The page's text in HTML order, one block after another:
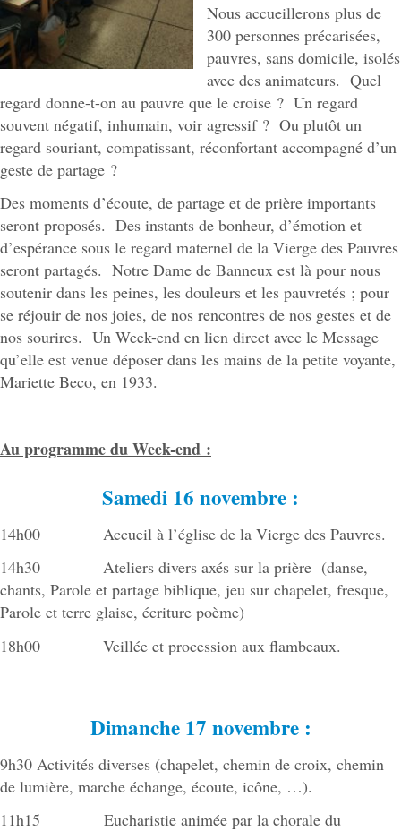
Nous accueillerons plus de
300 personnes précarisées,
pauvres, sans domicile, isolés
avec des animateurs. Quel
regard donne-t-on au pauvre que le croise ? Un regard
souvent négatif, inhumain, voir agressif ? Ou plutôt un
regard souriant, compatissant, réconfortant accompagné d’un
geste de partage ?
Des moments d’écoute, de partage et de prière importants
seront proposés. Des instants de bonheur, d’émotion et
d’espérance sous le regard maternel de la Vierge des Pauvres
seront partagés. Notre Dame de Banneux est là pour nous
soutenir dans les peines, les douleurs et les pauvretés ; pour
se réjouir de nos joies, de nos rencontres de nos gestes et de
nos sourires. Un Week-end en lien direct avec le Message
qu’elle est venue déposer dans les mains de la petite voyante,
Mariette Beco, en 1933.
Au programme du Week-end :
Samedi 16 novembre :
14h00 Accueil à l’église de la Vierge des Pauvres.
14h30 Ateliers divers axés sur la prière (danse,
chants, Parole et partage biblique, jeu sur chapelet, fresque,
Parole et terre glaise, écriture poème)
18h00 Veillée et procession aux flambeaux.
Dimanche 17 novembre :
9h30 Activités diverses (chapelet, chemin de croix, chemin
de lumière, marche échange, écoute, icône, …).
11h15 Eucharistie animée par la chorale du